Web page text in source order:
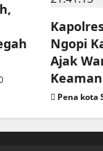
Ngopi
Ajak
Pena kota